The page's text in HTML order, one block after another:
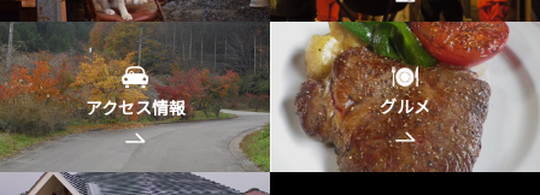
アクセス情報 グルメ